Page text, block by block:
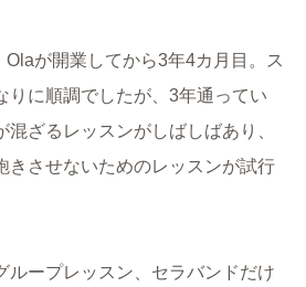
が開業してから3年4カ月目。ス
りに順調でしたが、3年通ってい
混ざるレッスンがしばしばあり、
きさせないためのレッスンが試行
ループレッスン、セラバンドだけ